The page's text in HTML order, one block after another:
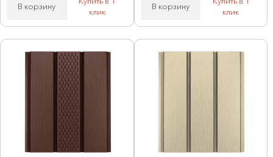
В корзину
клик
В корзину
клик